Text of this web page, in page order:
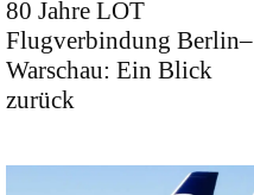
80 Jahre LOT
Flugverbindung Berlin–
Warschau: Ein Blick
zurück